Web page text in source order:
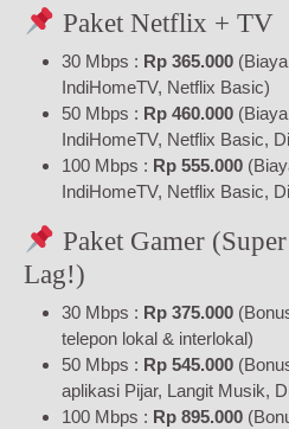
Paket Netflix + TV
30 Mbps : Rp 365.000
IndiHomeTV, Netflix Basic)
50 Mbps : Rp 460.000
IndiHomeTV, Netflix Basic,
100 Mbps : Rp 555.000
IndiHomeTV, Netflix Basic,
Paket Gamer
Lag!)
30 Mbps : Rp 375.000
telepon lokal & interlokal)
50 Mbps : Rp 545.000
aplikasi Pijar, Langit Musik,
100 Mbps : Rp 895.000